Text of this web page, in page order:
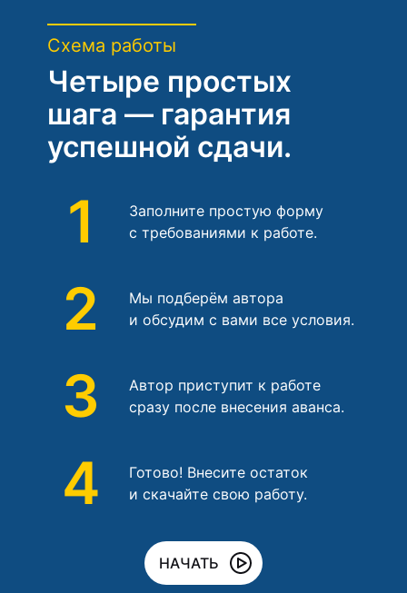
Схема работы
Четыре простых
шага — гарантия
успешной сдачи.
1
Заполните простую форму
с требованиями к работе.
2
Мы подберём автора
и обсудим с вами все условия.
3
Автор приступит к работе
сразу после внесения аванса.
4
Готово! Внесите остаток
и скачайте свою работу.
НАЧАТЬ